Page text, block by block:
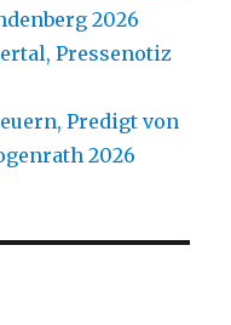
2026
Pressenotiz
Predigt von
2026